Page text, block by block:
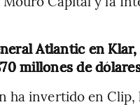
Atlantic en
millones de
ha invertido en